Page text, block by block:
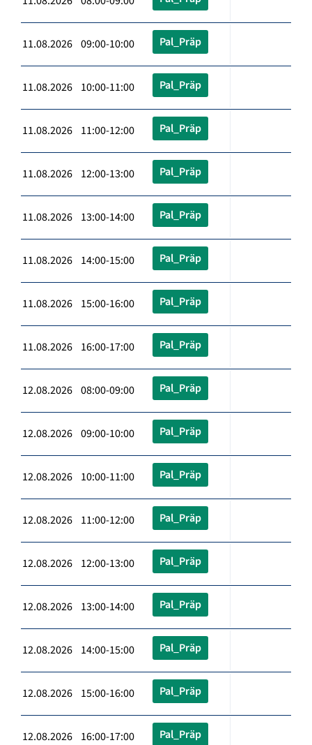
11.08.2026 09:00-10:00 Pal_Präp
11.08.2026 10:00-11:00 Pal_Präp
11.08.2026 11:00-12:00 Pal_Präp
11.08.2026 12:00-13:00 Pal_Präp
11.08.2026 13:00-14:00 Pal_Präp
11.08.2026 14:00-15:00 Pal_Präp
11.08.2026 15:00-16:00 Pal_Präp
11.08.2026 16:00-17:00 Pal_Präp
12.08.2026 08:00-09:00 Pal_Präp
12.08.2026 09:00-10:00 Pal_Präp
12.08.2026 10:00-11:00 Pal_Präp
12.08.2026 11:00-12:00 Pal_Präp
12.08.2026 12:00-13:00 Pal_Präp
12.08.2026 13:00-14:00 Pal_Präp
12.08.2026 14:00-15:00 Pal_Präp
12.08.2026 15:00-16:00 Pal_Präp
12.08.2026 16:00-17:00 Pal_Präp